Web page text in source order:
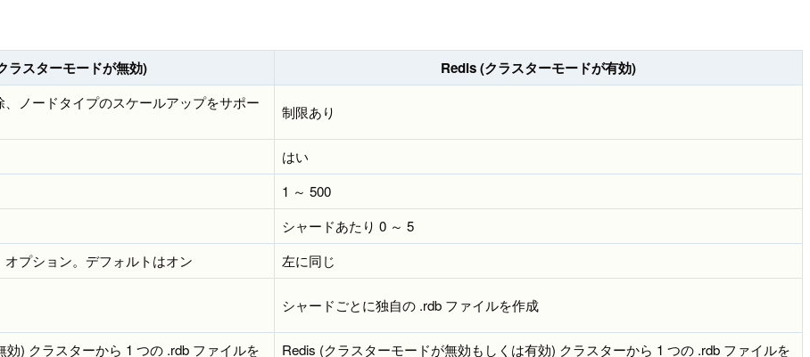
ラスターモードが無効) Redis (クラスターモードが有効)
ノードタイプのスケールアップをサポー
制限あり
はい
1 ～ 500
シャードあたり 0 ～ 5
プション。デフォルトはオン
左に同じ
シャードごとに独自の .rdb ファイルを作成
) クラスターから 1 つの .rdb ファイルを Redis (クラスターモードが無効もしくは有効) クラスターから 1 つの .rdb ファイルを